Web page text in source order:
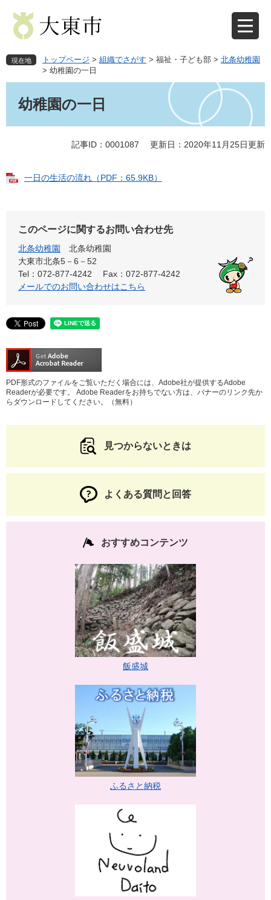
先
で
を
ば
現在地 トップページ > 組織でさがす > 福祉・子ども部 > 北条幼稚園
> 幼稚園の一日
幼稚園の一日
記事ID：0001087 更新日：2020年11月25日更新
一日の生活の流れ（PDF：65.9KB）
このページに関するお問い合わせ先
北条幼稚園
北条幼稚園
大東市北条5－6－52
Tel：072-877-4242
Fax：072-877-4242
メールでのお問い合わせはこちら
PDF形式のファイルをご覧いただく場合には、Adobe社が提供するAdobe
Readerが必要です。
Adobe Readerをお持ちでない方は、バナーのリンク先か
らダウンロードしてください。（無料）
見つからないときは
よくある質問と回答
おすすめコンテンツ
飯盛城
ふるさと納税